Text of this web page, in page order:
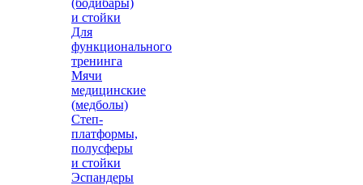
(бодибары)
и стойки
Для
функционального
тренинга
Мячи
медицинские
(медболы)
Степ-
платформы,
полусферы
и стойки
Эспандеры